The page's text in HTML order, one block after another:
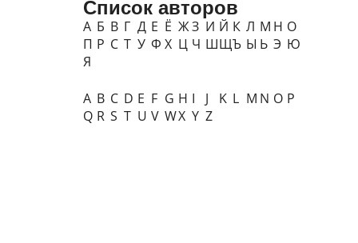
Список авторов
А Б В Г Д Е Ё ЖЗ И Й К Л М Н О
П Р С Т У Ф Х Ц Ч ШЩЪ Ы Ь Э Ю
Я
A B C D E F G H I J K L M N O P
Q R S T U V WX Y Z